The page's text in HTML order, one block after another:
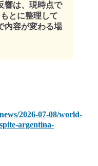
響は、現時点で
とに整理して
内容が変わる場
2026-07-08/world-
argentina-